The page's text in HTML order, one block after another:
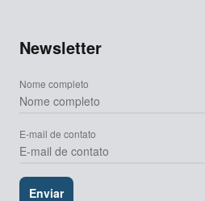
Newsletter
Nome completo
E-mail de contato